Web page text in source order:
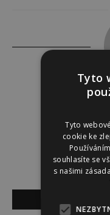
Tyto
Tyto
cookie ke
souhlasíte se
s našimi